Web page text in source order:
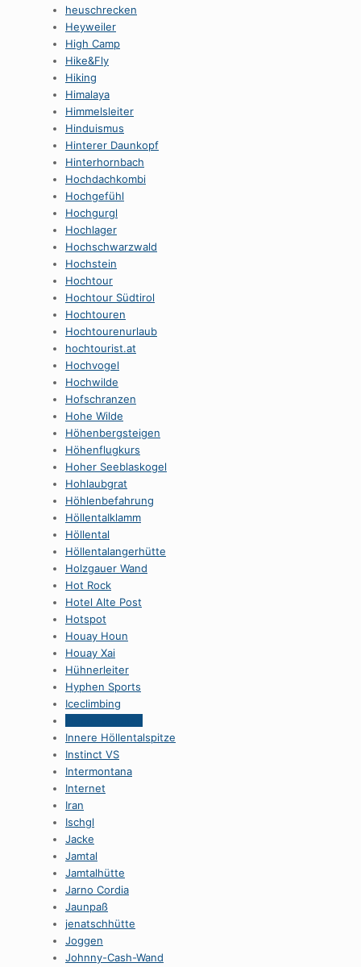
heuschrecken
Heyweiler
High Camp
Hike&Fly
Hiking
Himalaya
Himmelsleiter
Hinduismus
Hinterer Daunkopf
Hinterhornbach
Hochdachkombi
Hochgefühl
Hochgurgl
Hochlager
Hochschwarzwald
Hochstein
Hochtour
Hochtour Südtirol
Hochtouren
Hochtourenurlaub
hochtourist.at
Hochvogel
Hochwilde
Hofschranzen
Hohe Wilde
Höhenbergsteigen
Höhenflugkurs
Hoher Seeblaskogel
Hohlaubgrat
Höhlenbefahrung
HöllentaIklamm
Höllental
Höllentalangerhütte
Holzgauer Wand
Hot Rock
Hotel Alte Post
Hotspot
Houay Houn
Houay Xai
Hühnerleiter
Hyphen Sports
Iceclimbing
Innere Höllentalspitze
Instinct VS
Intermontana
Internet
Iran
Ischgl
Jacke
Jamtal
Jamtalhütte
Jarno Cordia
Jaunpaß
jenatschhütte
Joggen
Johnny-Cash-Wand